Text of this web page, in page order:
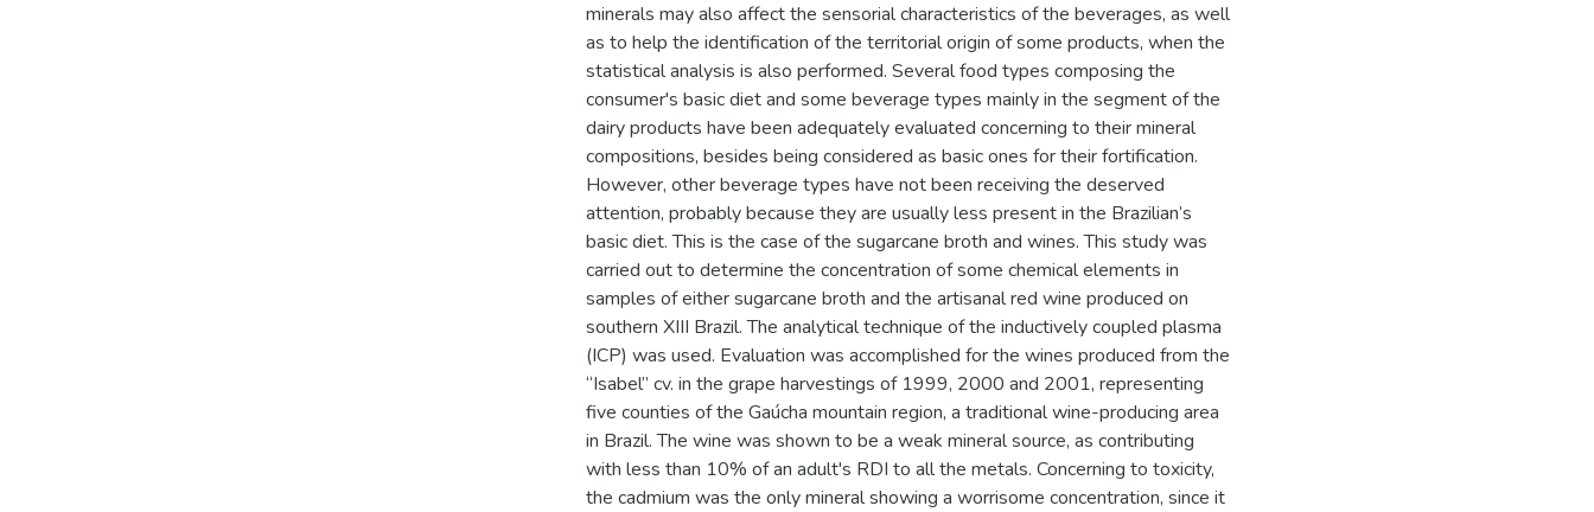
minerals may also affect the sensorial characteristics of the beverages, as well
as to help the identification of the territorial origin of some products, when the
statistical analysis is also performed. Several food types composing the
consumer's basic diet and some beverage types mainly in the segment of the
dairy products have been adequately evaluated concerning to their mineral
compositions, besides being considered as basic ones for their fortification.
However, other beverage types have not been receiving the deserved
attention, probably because they are usually less present in the Brazilian’s
basic diet. This is the case of the sugarcane broth and wines. This study was
carried out to determine the concentration of some chemical elements in
samples of either sugarcane broth and the artisanal red wine produced on
southern XIII Brazil. The analytical technique of the inductively coupled plasma
(ICP) was used. Evaluation was accomplished for the wines produced from the
“Isabel” cv. in the grape harvestings of 1999, 2000 and 2001, representing
five counties of the Gaúcha mountain region, a traditional wine-producing area
in Brazil. The wine was shown to be a weak mineral source, as contributing
with less than 10% of an adult's RDI to all the metals. Concerning to toxicity,
the cadmium was the only mineral showing a worrisome concentration, since it